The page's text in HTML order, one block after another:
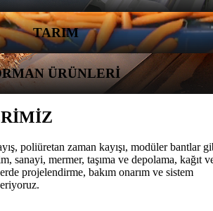
TARIM
ÜRÜNLERİ
poliüretan zaman kayışı, modüler bantlar
sanayi, mermer, taşıma ve depolama, kağıt
projelendirme, bakım onarım ve sistem